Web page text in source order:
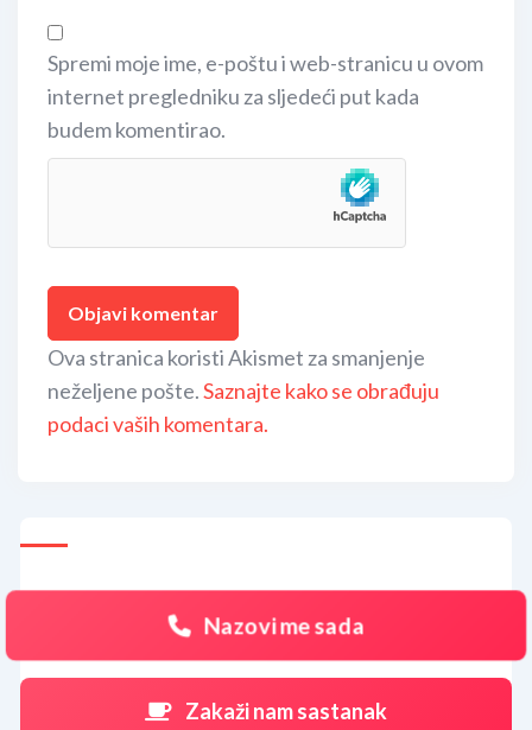
Spremi moje ime, e-poštu i web-stranicu u ovom
internet pregledniku za sljedeći put kada
budem komentirao.
Ova stranica koristi Akismet za smanjenje
neželjene pošte.Saznajte kako se obrađuju
podaci vaših komentara.
Nazovi me sada
Zakaži nam sastanak